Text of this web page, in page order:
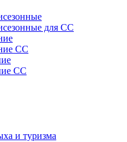
для СС
СС
СС
и туризма